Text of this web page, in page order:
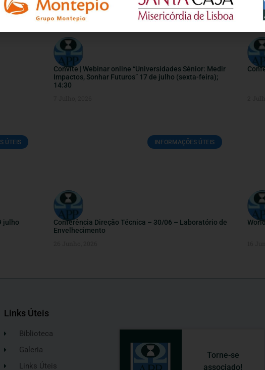
Convite | Webinar online “Universidades Sénior: Medir
Impactos, Sonhar Futuros” 17 de julho (sexta-feira);
14:30
ÚTEIS
julho
INFORMAÇÕES ÚTEIS
Conferência Direção Técnica – 30/06 – Laboratório de
Envelhecimento
Links Úteis
Biblioteca
Galeria
Links Úteis
Torne-se
associado!